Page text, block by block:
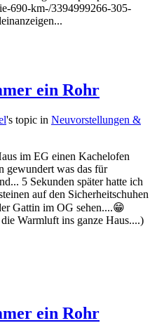
690-km-/3394999266-305-
ein Rohr
's topic in Neuvorstellungen &
im EG einen Kachelofen
gewundert was das für
5 Sekunden später hatte ich
auf den Sicherheitschuhen
Gattin im OG sehen....😁
Warmluft ins ganze Haus....)
ein Rohr